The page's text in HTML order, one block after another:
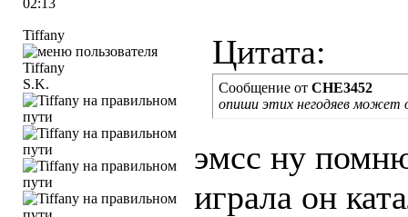
02:13
Tiffany
S.K.
Цитата:
Сообщение от CHE3452
опиши этих негодяев может
эмсс ну
играла он